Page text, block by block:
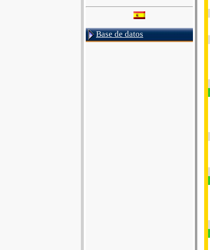
Base de datos